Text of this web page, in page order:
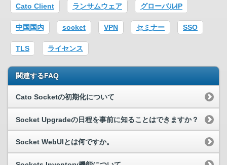
Cato Client ランサムウェア グローバルIP
中国国内 socket VPN セミナー SSO
TLS ライセンス
関連するFAQ
Cato Socketの初期化について
Socket Upgradeの日程を事前に知ることはできますか？
Socket WebUIとは何ですか。